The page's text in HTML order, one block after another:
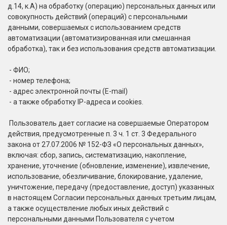
д.14, к.А) на обработку (операцию) персональных данных или
совокупность действий (операций) с персональными
данными, совершаемых с использованием средств
автоматизации (автоматизированная или смешанная
обработка), так и без использования средств автоматизации.
- ФИО;
- номер телефона;
- адрес электронной почты (E-mail)
- а также обработку IP-адреса и cookies.
Пользователь дает согласие на совершаемые Оператором
действия, предусмотренные п. 3 ч. 1 ст. 3 Федерального
закона от 27.07.2006 № 152-ФЗ «О персональных данных»,
включая: сбор, запись, систематизацию, накопление,
хранение, уточнение (обновление, изменение), извлечение,
использование, обезличивание, блокирование, удаление,
уничтожение, передачу (предоставление, доступ) указанных
в настоящем Согласии персональных данных третьим лицам,
а также осуществление любых иных действий с
персональными данными Пользователя с учетом